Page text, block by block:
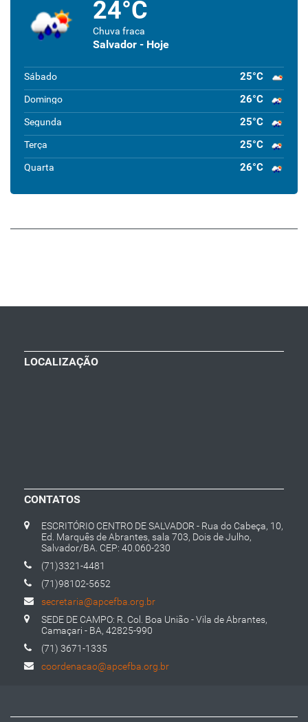
24°C
Chuva fraca
Salvador - Hoje
Sábado 25°C
Domingo 26°C
Segunda 25°C
Terça 25°C
Quarta 26°C
LOCALIZAÇÃO
CONTATOS
ESCRITÓRIO CENTRO DE SALVADOR - Rua do Cabeça, 10,
Ed. Marquês de Abrantes, sala 703, Dois de Julho,
Salvador/BA. CEP: 40.060-230
(71)3321-4481
(71)98102-5652
secretaria@apcefba.org.br
SEDE DE CAMPO: R. Col. Boa União - Vila de Abrantes,
Camaçari - BA, 42825-990
(71) 3671-1335
coordenacao@apcefba.org.br